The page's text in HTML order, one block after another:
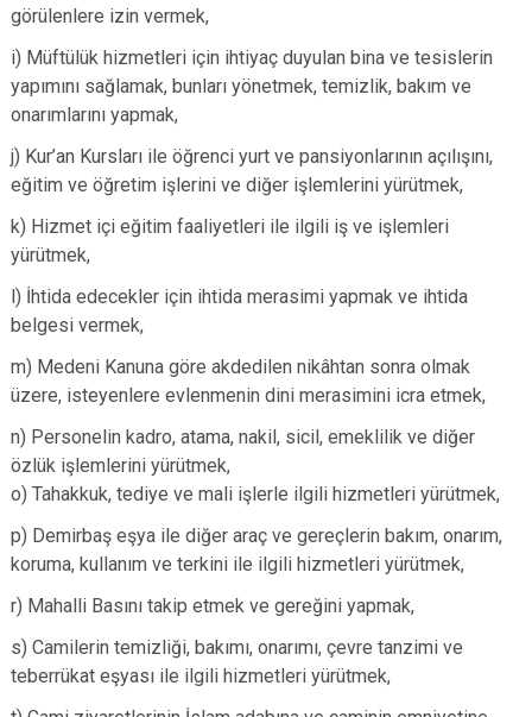
görülenlere izin vermek,
i) Müftülük hizmetleri için ihtiyaç duyulan bina ve tesislerin
yapımını sağlamak, bunları yönetmek, temizlik, bakım ve
onarımlarını yapmak,
j) Kur’an Kursları ile öğrenci yurt ve pansiyonlarının açılışını,
eğitim ve öğretim işlerini ve diğer işlemlerini yürütmek,
k) Hizmet içi eğitim faaliyetleri ile ilgili iş ve işlemleri
yürütmek,
l) İhtida edecekler için ihtida merasimi yapmak ve ihtida
belgesi vermek,
m) Medeni Kanuna göre akdedilen nikâhtan sonra olmak
üzere, isteyenlere evlenmenin dini merasimini icra etmek,
n) Personelin kadro, atama, nakil, sicil, emeklilik ve diğer
özlük işlemlerini yürütmek,
o) Tahakkuk, tediye ve mali işlerle ilgili hizmetleri yürütmek,
p) Demirbaş eşya ile diğer araç ve gereçlerin bakım, onarım,
koruma, kullanım ve terkini ile ilgili hizmetleri yürütmek,
r) Mahalli Basını takip etmek ve gereğini yapmak,
s) Camilerin temizliği, bakımı, onarımı, çevre tanzimi ve
teberrükat eşyası ile ilgili hizmetleri yürütmek,